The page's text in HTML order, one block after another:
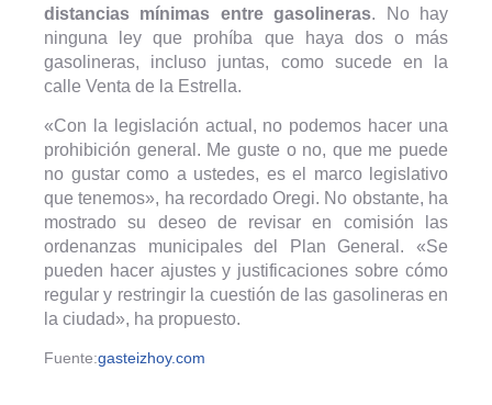
distancias mínimas entre gasolineras. No hay
ninguna ley que prohíba que haya dos o más
gasolineras, incluso juntas, como sucede en la
calle Venta de la Estrella.
«Con la legislación actual, no podemos hacer una
prohibición general. Me guste o no, que me puede
no gustar como a ustedes, es el marco legislativo
que tenemos», ha recordado Oregi. No obstante, ha
mostrado su deseo de revisar en comisión las
ordenanzas municipales del Plan General. «Se
pueden hacer ajustes y justificaciones sobre cómo
regular y restringir la cuestión de las gasolineras en
la ciudad», ha propuesto.
Fuente:gasteizhoy.com